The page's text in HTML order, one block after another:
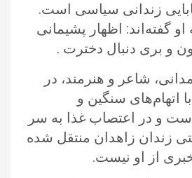
زندانی سیاسی است.
او گفته‌اند: اظهار پشیمانی
و بری دنبال دخترت .‏
شاعر و هنرمند، در
اتهام‌های سنگین و
و در اعتصاب غذا به سر
زندان زاهدان منتقل شده